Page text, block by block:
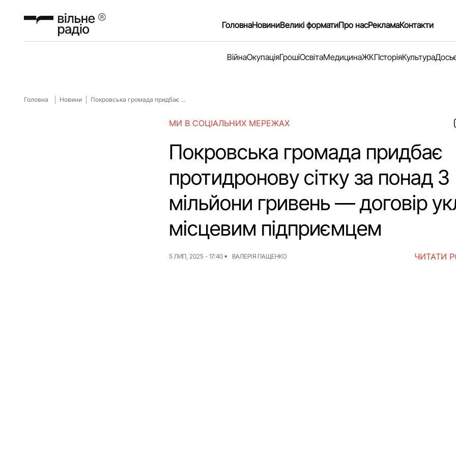
ГоловнаНовиниВеликі форматиПро насРекламаКонтакти
ВійнаОкупаціяГрошіОсвітаМедицинаЖКГІсторіяКультура
Головна Новини Покровська громада придбає ...
МИ В СОЦІАЛЬНИХ МЕРЕЖАХ
Покровська громада придбає
протидронову сітку за понад 3
мільйони гривень — договір
місцевим підприємцем
5 ЛИП, 2025 - 17:40 ВАЛЕРІЯ ПАЩЕНКО ЧИТАТИ